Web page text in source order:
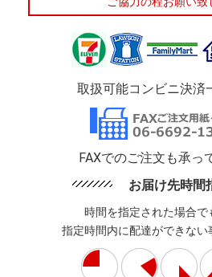
取扱可能コンビニ決済
FAXでのご注文も承っ
お届け先時間
時間を指定された場合で
指定時間内に配達ができない